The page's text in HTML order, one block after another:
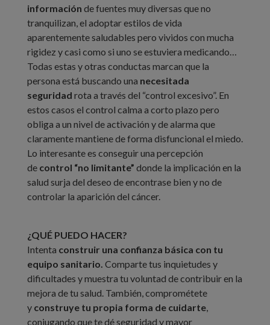
información de fuentes muy diversas que no
tranquilizan, el adoptar estilos de vida
aparentemente saludables pero vividos con mucha
rigidez y casi como si uno se estuviera medicando…
Todas estas y otras conductas marcan que la
persona está buscando una necesitada
seguridad rota a través del “control excesivo”. En
estos casos el control calma a corto plazo pero
obliga a un nivel de activación y de alarma que
claramente mantiene de forma disfuncional el miedo.
Lo interesante es conseguir una percepción
de control “no limitante” donde la implicación en la
salud surja del deseo de encontrase bien y no de
controlar la aparición del cáncer.
¿QUÉ PUEDO HACER?
Intenta construir una confianza básica con tu
equipo sanitario. Comparte tus inquietudes y
dificultades y muestra tu voluntad de contribuir en la
mejora de tu salud. También, comprométete
yconstruye tu propia forma de cuidarte,
conjugando que te dé seguridad y mayor